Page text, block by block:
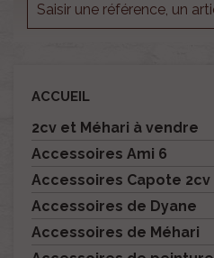
ACCUEIL
2cv et Méhari à vendre
Accessoires Ami 6
Accessoires Capote 2cv
Accessoires de Dyane
Accessoires de Méhari